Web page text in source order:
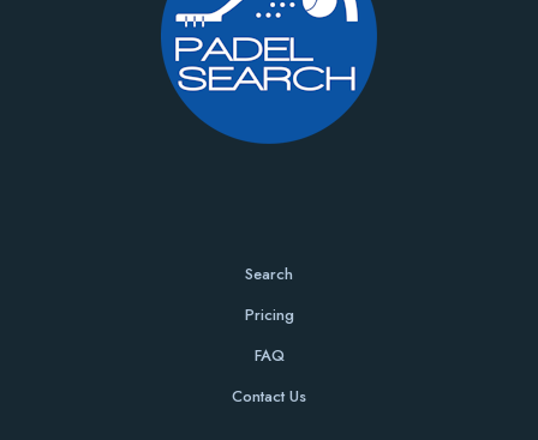
Search
Pricing
FAQ
Contact Us